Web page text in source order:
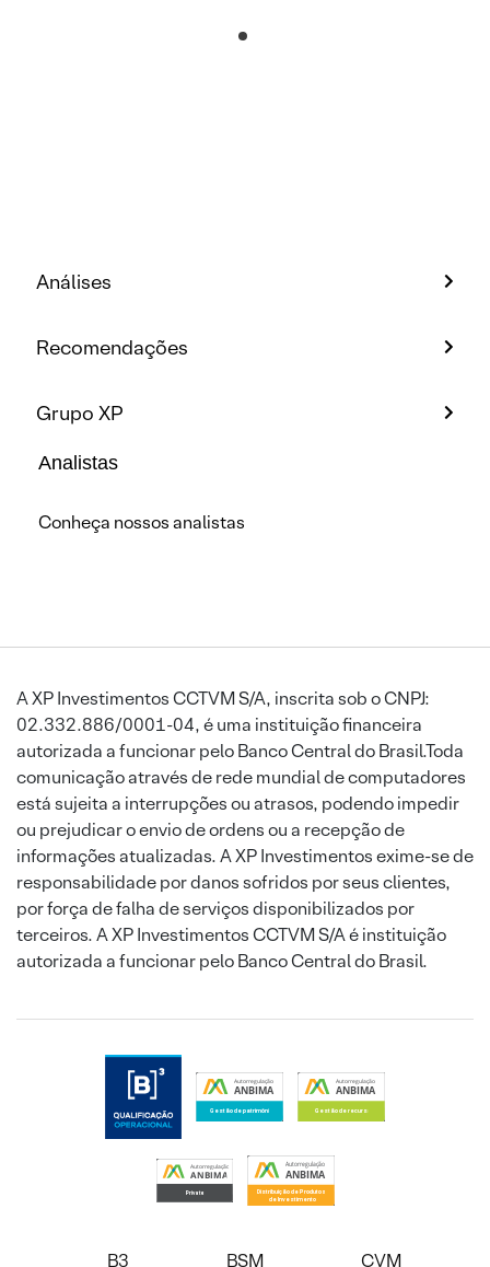
Análises
Recomendações
Grupo XP
Analistas
Conheça nossos analistas
A XP Investimentos CCTVM S/A, inscrita sob o CNPJ:
02.332.886/0001-04, é uma instituição financeira
autorizada a funcionar pelo Banco Central do Brasil.Toda
comunicação através de rede mundial de computadores
está sujeita a interrupções ou atrasos, podendo impedir
ou prejudicar o envio de ordens ou a recepção de
informações atualizadas. A XP Investimentos exime-se de
responsabilidade por danos sofridos por seus clientes,
por força de falha de serviços disponibilizados por
terceiros. A XP Investimentos CCTVM S/A é instituição
autorizada a funcionar pelo Banco Central do Brasil.
B3 BSM CVM